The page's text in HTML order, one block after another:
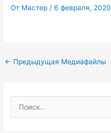
От Мастер/6 февраля, 2020
← Предыдущая Медиафайлы